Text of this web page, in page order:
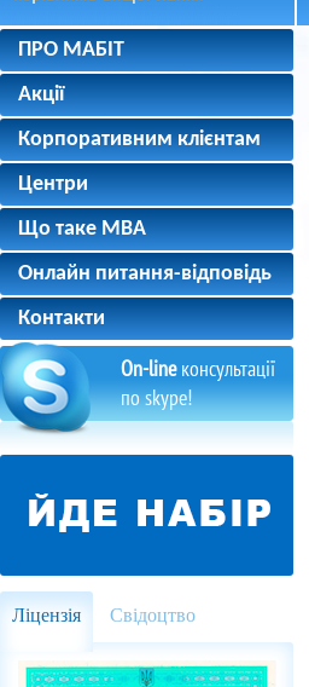
ПРО МАБІТ
Акції
Корпоративним клієнтам
Центри
Що таке MBA
Онлайн питання-відповідь
Контакти
On-lineконсультації
по skype!
Ліцензія Свідоцтво